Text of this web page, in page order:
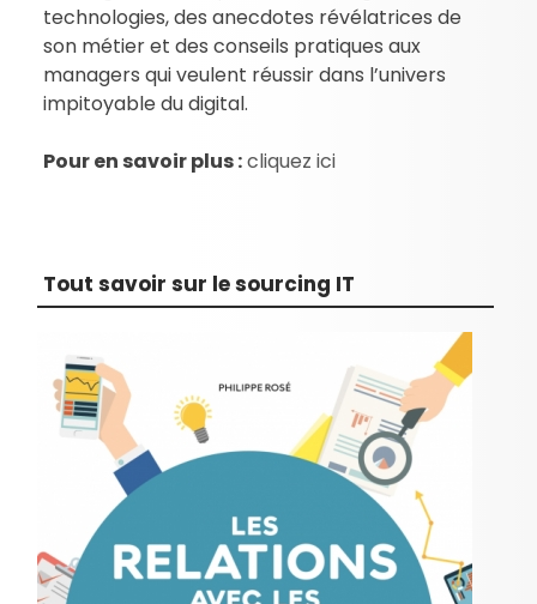
technologies, des anecdotes révélatrices de
son métier et des conseils pratiques aux
managers qui veulent réussir dans l’univers
impitoyable du digital.
Pour en savoir plus :cliquez ici
Tout savoir sur le sourcing IT